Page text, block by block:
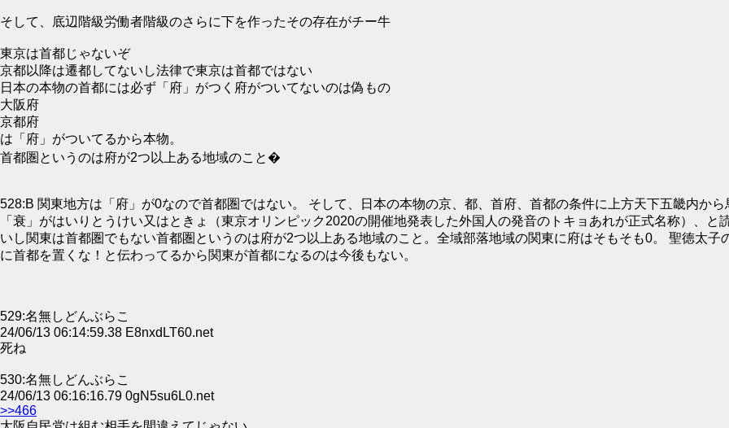
そして、底辺階級労働者階級のさらに下を作ったその存在がチー牛
東京は首都じゃないぞ
京都以降は遷都してないし法律で東京は首都ではない
日本の本物の首都には必ず「府」がつく府がついてないのは偽もの
大阪府
京都府
は「府」がついてるから本物。
首都圏というのは府が2つ以上ある地域のこと�
528:B 関東地方は「府」が0なので首都圏ではない。 そして、日本の本物の京、都、首府、首都の条件に上方天下五畿内か
「衰」がはいりとうけい又はときょ（東京オリンピック2020の開催地発表した外国人の発音のトキョあれが正式名称）、
いし関東は首都圏でもない首都圏というのは府が2つ以上ある地域のこと。全域部落地域の関東に府はそもそも0。 聖徳太
に首都を置くな！と伝わってるから関東が首都になるのは今後もない。
529:名無しどんぶらこ
24/06/13 06:14:59.38 E8nxdLT60.net
死ね
530:名無しどんぶらこ
24/06/13 06:16:16.79 0gN5su6L0.net
>>466